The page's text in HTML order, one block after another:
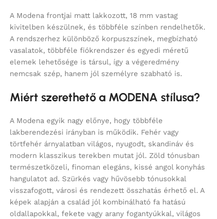
A Modena frontjai matt lakkozott, 18 mm vastag
kivitelben készülnek, és többféle színben rendelhetők.
A rendszerhez különböző korpuszszínek, megbízható
vasalatok, többféle fiókrendszer és egyedi méretű
elemek lehetősége is társul, így a végeredmény
nemcsak szép, hanem jól személyre szabható is.
Miért szerethető a MODENA stílusa?
A Modena egyik nagy előnye, hogy többféle
lakberendezési irányban is működik. Fehér vagy
törtfehér árnyalatban világos, nyugodt, skandináv és
modern klasszikus terekben mutat jól. Zöld tónusban
természetközeli, finoman elegáns, kissé angol konyhás
hangulatot ad. Szürkés vagy hűvösebb tónusokkal
visszafogott, városi és rendezett összhatás érhető el. A
képek alapján a család jól kombinálható fa hatású
oldallapokkal, fekete vagy arany fogantyúkkal, világos